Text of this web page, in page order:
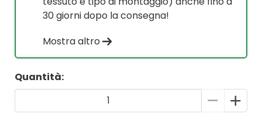
30 giorni dopo la consegna!
Mostra altro
Quantità: